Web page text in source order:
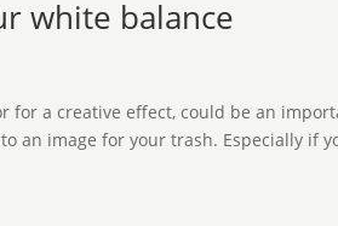
white balance
for a creative effect, could be an
an image for your trash. Especially if